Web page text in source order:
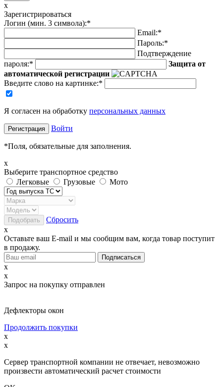
x
Зарегистрироваться
Логин (мин. 3 символа):*
Email:*
Пароль:*
Подтверждение
пароля:*
Защита от
автоматической регистрации
Введите слово на картинке:*
Я согласен на обработку персональных данных
Войти
*Поля, обязательные для заполнения.
x
Выберите транспортное средство
Легковые
Грузовые Мото
Сбросить
x
Оставьте ваш E-mail и мы сообщим вам, когда товар поступит
в продажу.
x
x
Запрос на покупку отправлен
Дефлекторы окон
Продолжить покупки
x
x
Сервер транспортной компании не отвечает, невозможно
произвести автоматический расчет стоимости